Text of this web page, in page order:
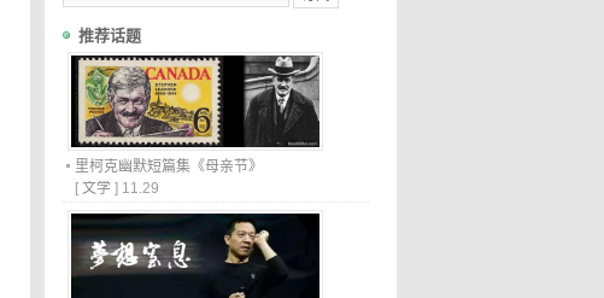
推荐话题
里柯克幽默短篇集《母亲节》
[ 文学 ] 11.29